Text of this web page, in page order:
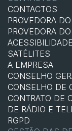
CONTACTOS
PROVEDORA
PROVEDORA
SATÉLITES
A EMPRESA
CONSELHO
CONSELHO DE
CONTRATO DE
DE RÁDIO E
RGPD